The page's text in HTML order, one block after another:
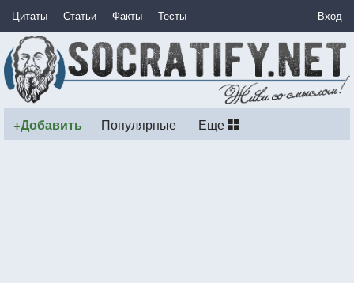
Цитаты Статьи Факты Тесты Вход
+Добавить Популярные Еще